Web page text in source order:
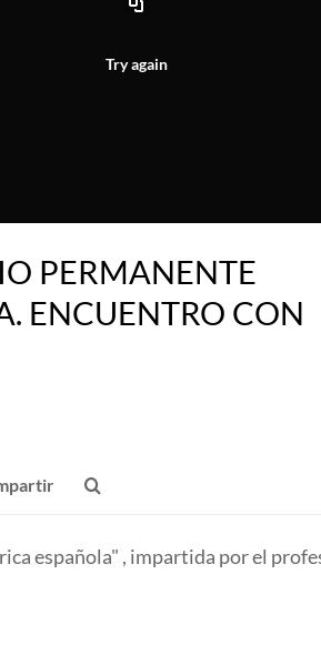
Try again
PERMANENTE
ENCUENTRO CON
española" , impartida por el